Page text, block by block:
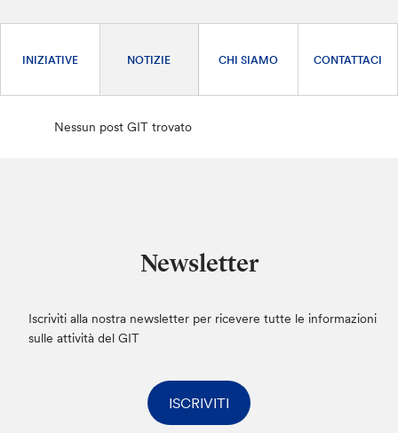
INIZIATIVE NOTIZIE CHI SIAMO CONTATTACI
Nessun post GIT trovato
Newsletter
Iscriviti alla nostra newsletter per ricevere tutte le informazioni
sulle attività del GIT
ISCRIVITI